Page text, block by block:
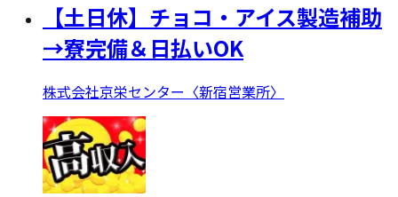
【土日休】チョコ・アイス製造補助
→寮完備＆日払いOK
株式会社京栄センター〈新宿営業所〉